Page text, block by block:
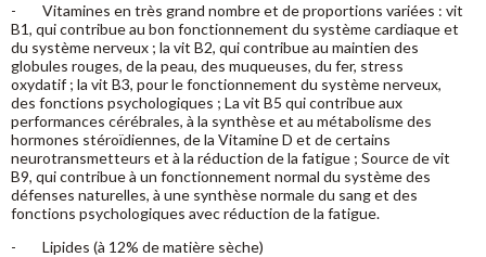
- Vitamines en très grand nombre et de proportions variées : vit
B1, qui contribue au bon fonctionnement du système cardiaque et
du système nerveux ; la vit B2, qui contribue au maintien des
globules rouges, de la peau, des muqueuses, du fer, stress
oxydatif ; la vit B3, pour le fonctionnement du système nerveux,
des fonctions psychologiques ; La vit B5 qui contribue aux
performances cérébrales, à la synthèse et au métabolisme des
hormones stéroïdiennes, de la Vitamine D et de certains
neurotransmetteurs et à la réduction de la fatigue ; Source de vit
B9, qui contribue à un fonctionnement normal du système des
défenses naturelles, à une synthèse normale du sang et des
fonctions psychologiques avec réduction de la fatigue.
- Lipides (à 12% de matière sèche)